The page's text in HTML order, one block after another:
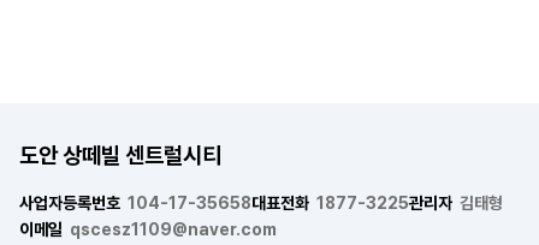
도안 상떼빌 센트럴시티
사업자등록번호 104-17-35658대표전화 1877-3225관리자 김태형
이메일 qscesz1109@naver.com